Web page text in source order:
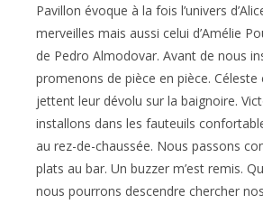
Pavillon évoque à la fois l’univers
merveilles mais aussi celui d’Amélie
de Pedro Almodovar. Avant de nous
promenons de pièce en pièce. Céleste
jettent leur dévolu sur la baignoire.
installons dans les fauteuils
au rez-de-chaussée. Nous passons
plats au bar. Un buzzer m’est remis.
nous pourrons descendre chercher